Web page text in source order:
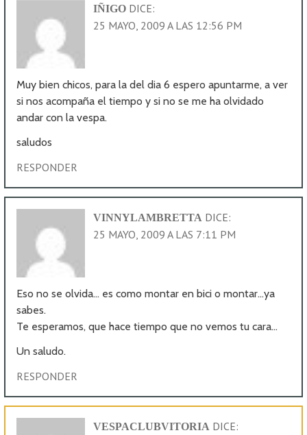
IÑIGO DICE:
25 MAYO, 2009 A LAS 12:56 PM
Muy bien chicos, para la del dia 6 espero apuntarme, a ver
si nos acompaña el tiempo y si no se me ha olvidado
andar con la vespa.
saludos
RESPONDER
VINNYLAMBRETTA DICE:
25 MAYO, 2009 A LAS 7:11 PM
Eso no se olvida… es como montar en bici o montar…ya
sabes.
Te esperamos, que hace tiempo que no vemos tu cara…
Un saludo.
RESPONDER
VESPACLUBVITORIA DICE: